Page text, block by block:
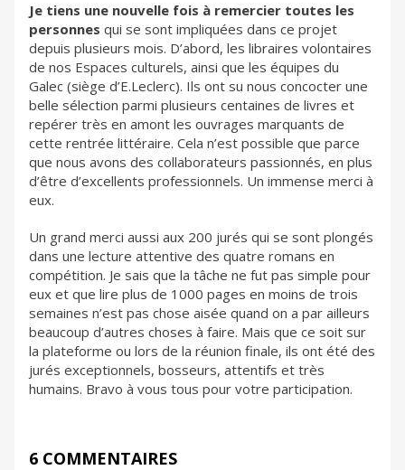
Je tiens une nouvelle fois à remercier toutes les
personnes qui se sont impliquées dans ce projet
depuis plusieurs mois. D’abord, les libraires volontaires
de nos Espaces culturels, ainsi que les équipes du
Galec (siège d’E.Leclerc). Ils ont su nous concocter une
belle sélection parmi plusieurs centaines de livres et
repérer très en amont les ouvrages marquants de
cette rentrée littéraire. Cela n’est possible que parce
que nous avons des collaborateurs passionnés, en plus
d’être d’excellents professionnels. Un immense merci à
eux.
Un grand merci aussi aux 200 jurés qui se sont plongés
dans une lecture attentive des quatre romans en
compétition. Je sais que la tâche ne fut pas simple pour
eux et que lire plus de 1000 pages en moins de trois
semaines n’est pas chose aisée quand on a par ailleurs
beaucoup d’autres choses à faire. Mais que ce soit sur
la plateforme ou lors de la réunion finale, ils ont été des
jurés exceptionnels, bosseurs, attentifs et très
humains. Bravo à vous tous pour votre participation.
6 COMMENTAIRES